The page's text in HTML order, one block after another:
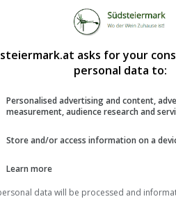
(6)
asks for your
personal data to:
Personalised advertising and content,
measurement, audience research and
Store and/or access information on a
Learn more
data will be processed and